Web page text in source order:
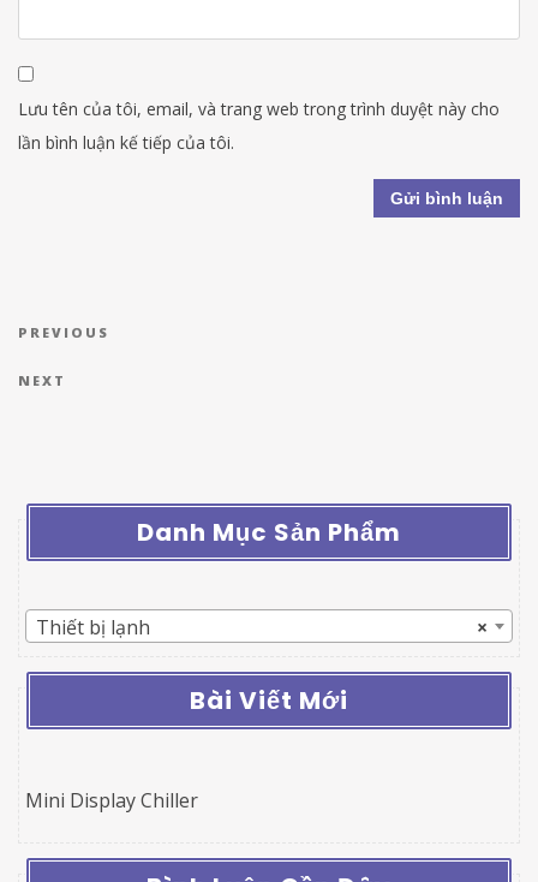
Lưu tên của tôi, email, và trang web trong trình duyệt này cho
lần bình luận kế tiếp của tôi.
Điều hướng bài viết
Previous Post
PREVIOUS
Next Post
NEXT
Danh Mục Sản Phẩm
×
Thiết bị lạnh
Bài Viết Mới
Mini Display Chiller